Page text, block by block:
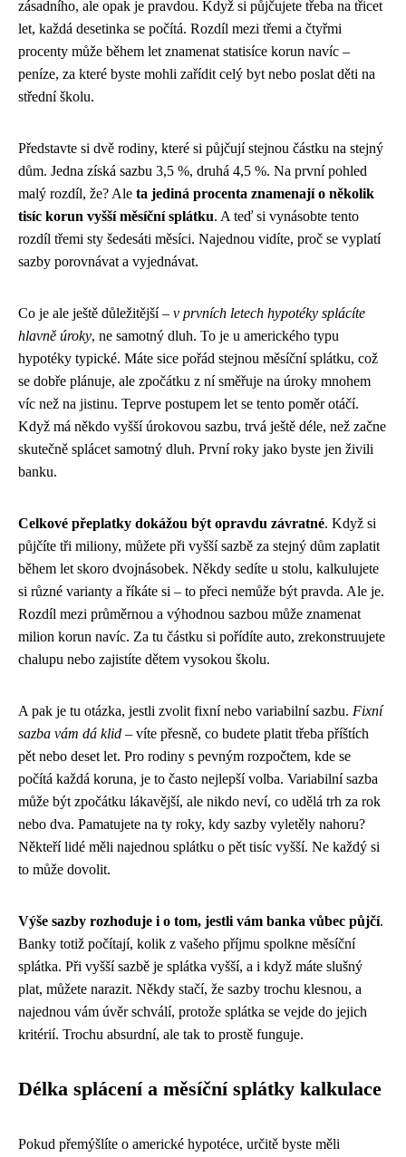
zásadního, ale opak je pravdou. Když si půjčujete třeba na třicet
let, každá desetinka se počítá. Rozdíl mezi třemi a čtyřmi
procenty může během let znamenat statisíce korun navíc –
peníze, za které byste mohli zařídit celý byt nebo poslat děti na
střední školu.
Představte si dvě rodiny, které si půjčují stejnou částku na stejný
dům. Jedna získá sazbu 3,5 %, druhá 4,5 %. Na první pohled
malý rozdíl, že? Ale ta jediná procenta znamenají o několik
tisíc korun vyšší měsíční splátku. A teď si vynásobte tento
rozdíl třemi sty šedesáti měsíci. Najednou vidíte, proč se vyplatí
sazby porovnávat a vyjednávat.
Co je ale ještě důležitější – v prvních letech hypotéky splácíte
hlavně úroky, ne samotný dluh. To je u amerického typu
hypotéky typické. Máte sice pořád stejnou měsíční splátku, což
se dobře plánuje, ale zpočátku z ní směřuje na úroky mnohem
víc než na jistinu. Teprve postupem let se tento poměr otáčí.
Když má někdo vyšší úrokovou sazbu, trvá ještě déle, než začne
skutečně splácet samotný dluh. První roky jako byste jen živili
banku.
Celkové přeplatky dokážou být opravdu závratné. Když si
půjčíte tři miliony, můžete při vyšší sazbě za stejný dům zaplatit
během let skoro dvojnásobek. Někdy sedíte u stolu, kalkulujete
si různé varianty a říkáte si – to přeci nemůže být pravda. Ale je.
Rozdíl mezi průměrnou a výhodnou sazbou může znamenat
milion korun navíc. Za tu částku si pořídíte auto, zrekonstruujete
chalupu nebo zajistíte dětem vysokou školu.
A pak je tu otázka, jestli zvolit fixní nebo variabilní sazbu. Fixní
sazba vám dá klid – víte přesně, co budete platit třeba příštích
pět nebo deset let. Pro rodiny s pevným rozpočtem, kde se
počítá každá koruna, je to často nejlepší volba. Variabilní sazba
může být zpočátku lákavější, ale nikdo neví, co udělá trh za rok
nebo dva. Pamatujete na ty roky, kdy sazby vyletěly nahoru?
Někteří lidé měli najednou splátku o pět tisíc vyšší. Ne každý si
to může dovolit.
Výše sazby rozhoduje i o tom, jestli vám banka vůbec půjčí.
Banky totiž počítají, kolik z vašeho příjmu spolkne měsíční
splátka. Při vyšší sazbě je splátka vyšší, a i když máte slušný
plat, můžete narazit. Někdy stačí, že sazby trochu klesnou, a
najednou vám úvěr schválí, protože splátka se vejde do jejich
kritérií. Trochu absurdní, ale tak to prostě funguje.
Délka splácení a měsíční splátky kalkulace
Pokud přemýšlíte o americké hypotéce, určitě byste měli